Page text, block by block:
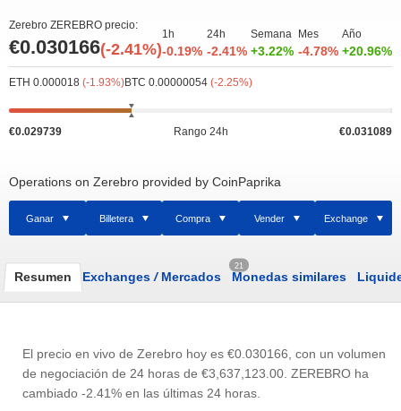
Zerebro ZEREBRO precio:
€0.030166(-2.41%)
1h
-0.19%
24h
-2.41%
Semana
+3.22%
Mes
-4.78%
Año
+20.96%
ETH 0.000018 (-1.93%)BTC 0.00000054 (-2.25%)
€0.029739 Rango 24h €0.031089
Operations on Zerebro provided by CoinPaprika
Ganar Billetera Compra Vender Exchange
Resumen Exchanges /Mercados
21
Monedas similares
El precio en vivo de Zerebro hoy es €0.030166 , con un volumen
de negociación de 24 horas de €3,637,123.00 . ZEREBRO ha
cambiado -2.41% en las últimas 24 horas.